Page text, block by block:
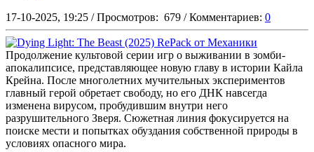
17-10-2025, 19:25 / Просмотров: 679 / Комментариев: 0
Продолжение культовой серии игр о выживании в зомби-
апокалипсисе, представляющее новую главу в истории Кайла
Крейна. После многолетних мучительных экспериментов
главный герой обретает свободу, но его ДНК навсегда
изменена вирусом, пробудившим внутри него
разрушительного Зверя. Сюжетная линия фокусируется на
поиске мести и попытках обуздания собственной природы в
условиях опасного мира.